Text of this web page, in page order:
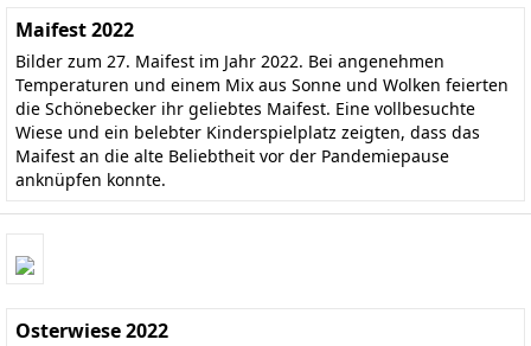
Maifest 2022
Bilder zum 27. Maifest im Jahr 2022. Bei angenehmen
Temperaturen und einem Mix aus Sonne und Wolken feierten
die Schönebecker ihr geliebtes Maifest. Eine vollbesuchte
Wiese und ein belebter Kinderspielplatz zeigten, dass das
Maifest an die alte Beliebtheit vor der Pandemiepause
anknüpfen konnte.
Osterwiese 2022